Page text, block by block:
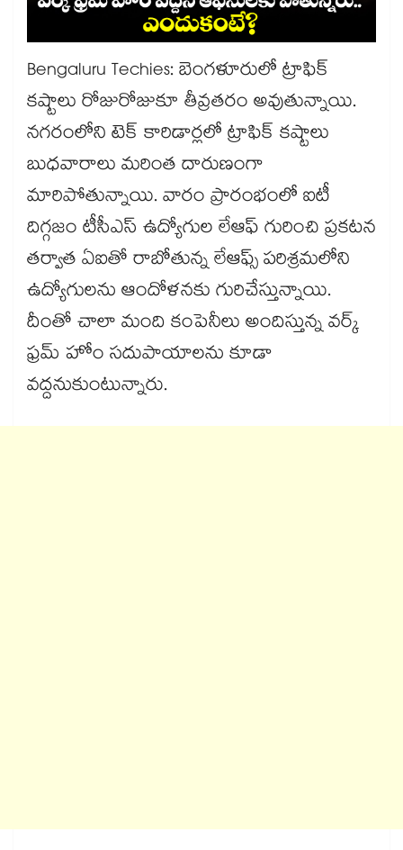
Bengaluru Techies: బెంగళూరులో ట్రాఫిక్
కష్టాలు రోజురోజుకూ తీవ్రతరం అవుతున్నాయి.
నగరంలోని టెక్ కారిడార్లలో ట్రాఫిక్ కష్టాలు
బుధవారాలు మరింత దారుణంగా
మారిపోతున్నాయి. వారం ప్రారంభంలో ఐటీ
దిగ్గజం టీసీఎస్ ఉద్యోగుల లేఆఫ్ గురించి ప్రకటన
తర్వాత ఏఐతో రాబోతున్న లేఆఫ్స్ పరిశ్రమలోని
ఉద్యోగులను ఆందోళనకు గురిచేస్తున్నాయి.
దీంతో చాలా మంది కంపెనీలు అందిస్తున్న వర్క్
ఫ్రమ్ హోం సదుపాయాలను కూడా
వద్దనుకుంటున్నారు.